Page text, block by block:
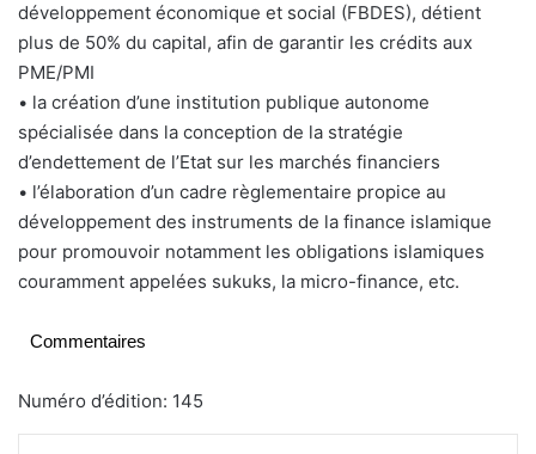
développement économique et social (FBDES), détient
plus de 50% du capital, afin de garantir les crédits aux
PME/PMI
• la création d’une institution publique autonome
spécialisée dans la conception de la stratégie
d’endettement de l’Etat sur les marchés financiers
• l’élaboration d’un cadre règlementaire propice au
développement des instruments de la finance islamique
pour promouvoir notamment les obligations islamiques
couramment appelées sukuks, la micro-finance, etc.
Commentaires
Numéro d’édition: 145